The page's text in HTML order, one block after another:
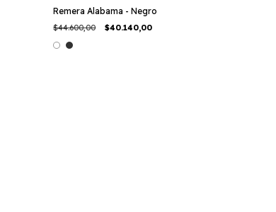
Remera Alabama - Negro
$44.600,00 $40.140,00